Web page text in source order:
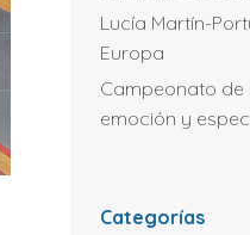
Lucía Martín-
Europa
Campeonato de
emoción y
Categorías